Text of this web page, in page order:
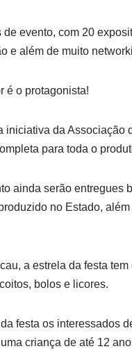
de evento, com 20
e além de muito
é o protagonista!
iniciativa da Associação
para toda o
ainda serão entregues
no Estado,
a estrela da festa
bolos e licores.
festa os interessados
criança de até 12